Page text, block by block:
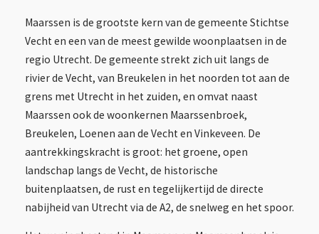
Maarssen is de grootste kern van de gemeente Stichtse
Vecht en een van de meest gewilde woonplaatsen in de
regio Utrecht. De gemeente strekt zich uit langs de
rivier de Vecht, van Breukelen in het noorden tot aan de
grens met Utrecht in het zuiden, en omvat naast
Maarssen ook de woonkernen Maarssenbroek,
Breukelen, Loenen aan de Vecht en Vinkeveen. De
aantrekkingskracht is groot: het groene, open
landschap langs de Vecht, de historische
buitenplaatsen, de rust en tegelijkertijd de directe
nabijheid van Utrecht via de A2, de snelweg en het spoor.